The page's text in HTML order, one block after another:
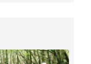
ません。
バーまたは案内人がガイド